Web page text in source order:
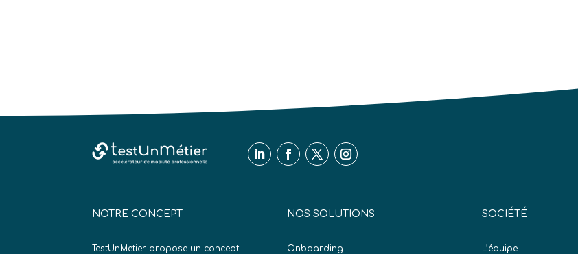
NOTRE CONCEPT
TestUnMetier propose un concept
NOS SOLUTIONS
Onboarding
SOCIÉTÉ
L’équipe